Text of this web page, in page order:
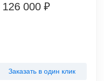
000 ₽
Заказать в один клик